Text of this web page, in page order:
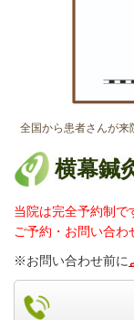
全国から患者さんが来
横幕鍼
当院は完全予約制で
ご予約・お問い合わ
※お問い合わせ前に